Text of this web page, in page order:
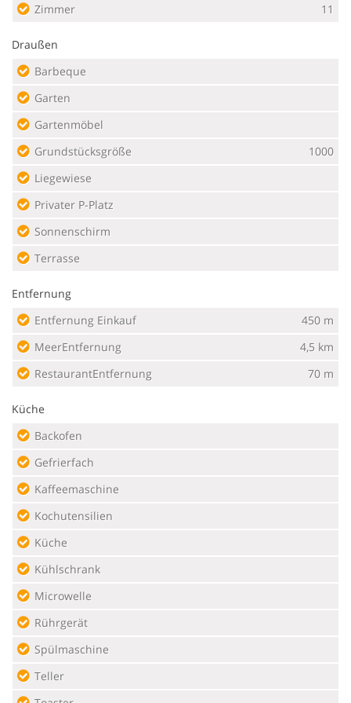
Zimmer
11
Draußen
Barbeque
Garten
Gartenmöbel
Grundstücksgröße
1000
Liegewiese
Privater P-Platz
Sonnenschirm
Terrasse
Entfernung
Entfernung Einkauf
450 m
MeerEntfernung
4,5 km
RestaurantEntfernung
70 m
Küche
Backofen
Gefrierfach
Kaffeemaschine
Kochutensilien
Küche
Kühlschrank
Microwelle
Rührgerät
Spülmaschine
Teller